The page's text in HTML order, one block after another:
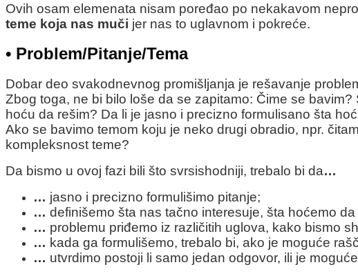
Ovih osam elemenata nisam poređao po nekakavom
teme koja nas muči jer nas to uglavnom i pokreće.
• Problem/Pitanje/Tema
Dobar deo svakodnevnog promišljanja je rešavanje
Zbog toga, ne bi bilo loše da se zapitamo: Čime se
hoću da rešim? Da li je jasno i precizno formulisano šta
Ako se bavimo temom koju je neko drugi obradio, npr.
kompleksnost teme?
Da bismo u ovoj fazi bili što svrsishodniji, trebalo bi da…
… jasno i precizno formulišimo pitanje;
… definišemo šta nas tačno interesuje, šta hoćemo da
… problemu priđemo iz različitih uglova, kako bismo
… kada ga formulišemo, trebalo bi, ako je moguće
… utvrdimo postoji li samo jedan odgovor, ili je